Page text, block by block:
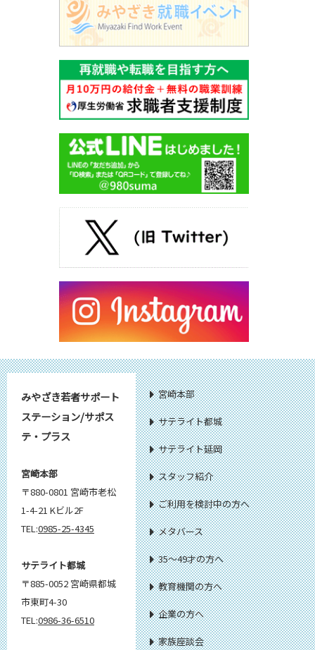
みやざき若者サポート
ステーション/サポス
テ・プラス
宮崎本部
〒880-0801 宮崎市老松
1-4-21 Kビル2F
TEL:0985-25-4345
サテライト都城
〒885-0052 宮崎県都城
市東町4-30
TEL:0986-36-6510
宮崎本部
サテライト都城
サテライト延岡
スタッフ紹介
ご利用を検討中の方へ
メタバース
35～49才の方へ
教育機関の方へ
企業の方へ
家族座談会